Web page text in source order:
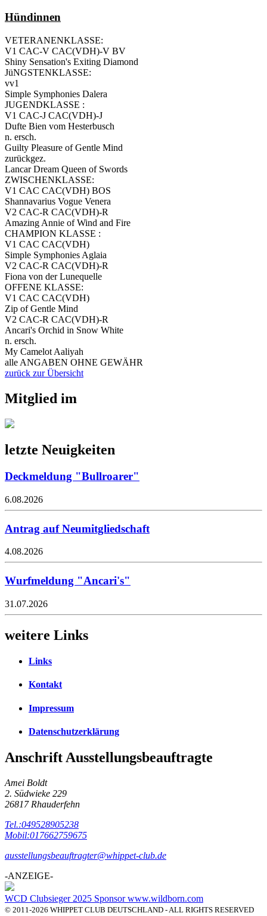
Hündinnen
VETERANENKLASSE:
V1 CAC-V CAC(VDH)-V BV
Shiny Sensation's Exiting Diamond
JüNGSTENKLASSE:
vv1
Simple Symphonies Dalera
JUGENDKLASSE :
V1 CAC-J CAC(VDH)-J
Dufte Bien vom Hesterbusch
n. ersch.
Guilty Pleasure of Gentle Mind
zurückgez.
Lancar Dream Queen of Swords
ZWISCHENKLASSE:
V1 CAC CAC(VDH) BOS
Shannavarius Vogue Venera
V2 CAC-R CAC(VDH)-R
Amazing Annie of Wind and Fire
CHAMPION KLASSE :
V1 CAC CAC(VDH)
Simple Symphonies Aglaia
V2 CAC-R CAC(VDH)-R
Fiona von der Lunequelle
OFFENE KLASSE:
V1 CAC CAC(VDH)
Zip of Gentle Mind
V2 CAC-R CAC(VDH)-R
Ancari's Orchid in Snow White
n. ersch.
My Camelot Aaliyah
alle ANGABEN OHNE GEWÄHR
zurück zur Übersicht
Mitglied im
letzte Neuigkeiten
Deckmeldung "Bullroarer"
6.08.2026
Antrag auf Neumitgliedschaft
4.08.2026
Wurfmeldung "Ancari's"
31.07.2026
weitere Links
Links
Kontakt
Impressum
Datenschutzerklärung
Anschrift Ausstellungsbeauftragte
Amei Boldt
2. Südwieke 229
26817 Rhauderfehn
Tel.:049528905238
Mobil:017662759675
ausstellungsbeauftragter@whippet-club.de
-ANZEIGE-
WCD Clubsieger 2025 Sponsor www.wildborn.com
© 2011-2026 WHIPPET CLUB DEUTSCHLAND - ALL RIGHTS RESERVED